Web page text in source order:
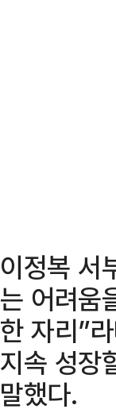
이정복 서
는 어려움
한 자리”
지속 성장
말했다.